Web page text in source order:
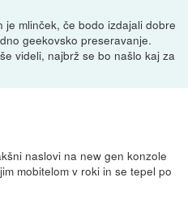
je mlinček, če bodo izdajali dobre
geekovsko preseravanje.
videli, najbrž se bo našlo kaj za
naslovi na new gen konzole
mobitelom v roki in se tepel po